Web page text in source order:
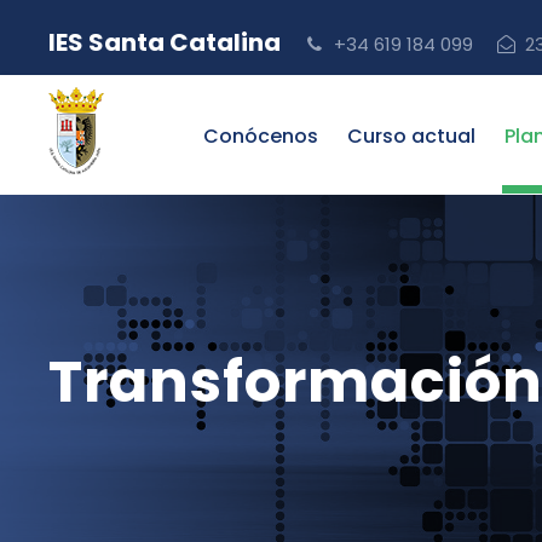
IES Santa Catalina +34 619 184 099
Conócenos Curso actual